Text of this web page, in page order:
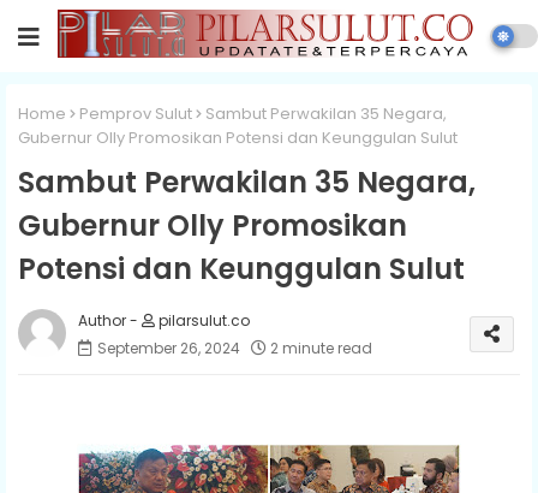
Home Pemprov Sulut
Sambut Perwakilan 35 Negara,
Gubernur Olly Promosikan Potensi dan Keunggulan Sulut
Sambut Perwakilan 35 Negara,
Gubernur Olly Promosikan
Potensi dan Keunggulan Sulut
pilarsulut.co
September 26, 2024
2 minute read